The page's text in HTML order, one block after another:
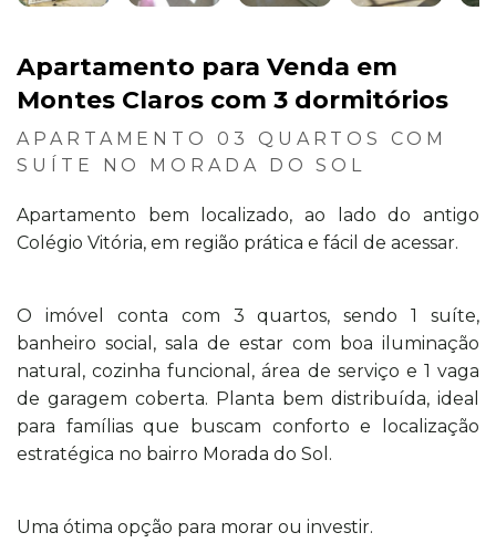
Apartamento para Venda em
Montes Claros com 3 dormitórios
APARTAMENTO 03 QUARTOS COM
SUÍTE NO MORADA DO SOL
Apartamento bem localizado, ao lado do antigo
Colégio Vitória, em região prática e fácil de acessar.
O imóvel conta com 3 quartos, sendo 1 suíte,
banheiro social, sala de estar com boa iluminação
natural, cozinha funcional, área de serviço e 1 vaga
de garagem coberta. Planta bem distribuída, ideal
para famílias que buscam conforto e localização
estratégica no bairro Morada do Sol.
Uma ótima opção para morar ou investir.